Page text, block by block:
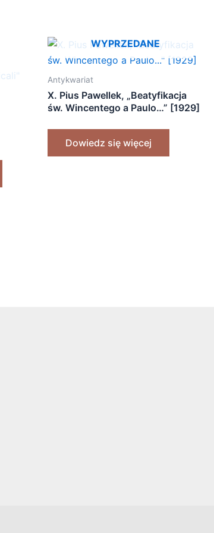
WYPRZEDANE
Antykwariat
X. Pius Pawellek, „Beatyfikacja
św. Wincentego a Paulo…” [1929]
Dowiedz się więcej